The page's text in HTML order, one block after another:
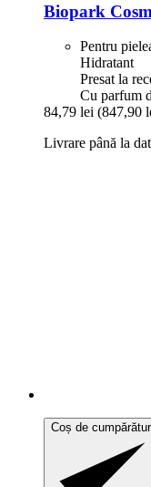
Biopark
Pentru
Hidratant
Presat la
Cu parfum
84,79 lei (847,90
Livrare până la
Coș de